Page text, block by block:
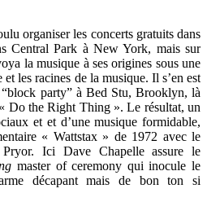
organiser les concerts gratuits dans
Central Park à New York, mais sur
la musique à ses origines sous une
les racines de la musique. Il s’en est
“block party” à Bed Stu, Brooklyn, là
Do the Right Thing ». Le résultat, un
et et d’une musique formidable,
« Wattstax » de 1972 avec le
Pryor. Ici Dave Chapelle assure le
master of ceremony qui inocule le
décapant mais de bon ton si